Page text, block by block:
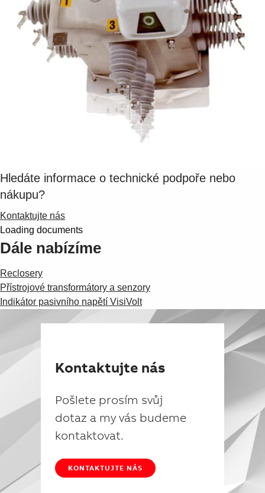
Shopping list preview
Hledáte informace o technické podpoře nebo
nákupu?
Kontaktujte nás
Loading documents
Dále nabízíme
Reclosery
Přístrojové transformátory a senzory
Indikátor pasivního napětí VisiVolt
Kontaktujte nás
Pošlete prosím svůj
dotaz a my vás budeme
kontaktovat.
KONTAKTUJTE NÁS